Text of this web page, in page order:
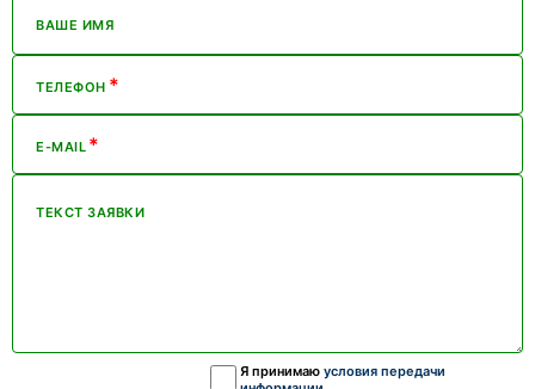
ВАШЕ ИМЯ
ТЕЛЕФОН *
E-MAIL *
ТЕКСТ ЗАЯВКИ
Я принимаю условия передачи